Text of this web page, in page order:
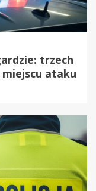
trzech
ataku